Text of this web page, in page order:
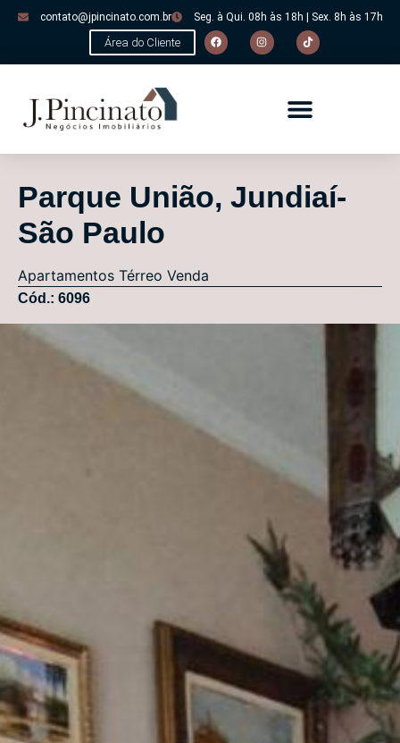
contato@jpincinato.com.br Seg. à Qui. 08h às 18h | Sex. 8h às 17h
Área do Cliente
Parque União, Jundiaí-
São Paulo
Apartamentos Térreo Venda
Cód.: 6096